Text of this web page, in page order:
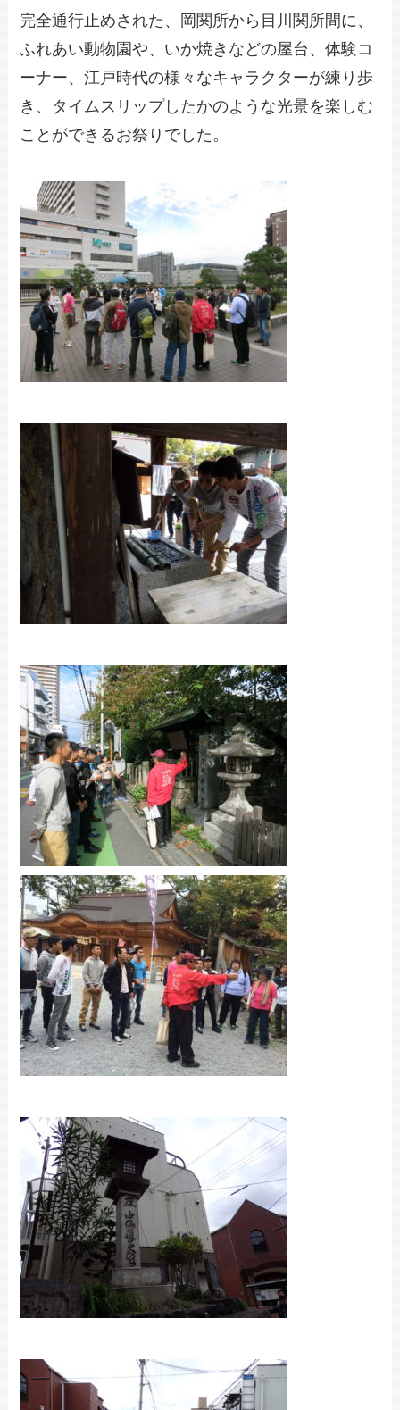
完全通行止めされた、岡関所から目川関所間に、
ふれあい動物園や、いか焼きなどの屋台、体験コ
ーナー、江戸時代の様々なキャラクターが練り歩
き、タイムスリップしたかのような光景を楽しむ
ことができるお祭りでした。